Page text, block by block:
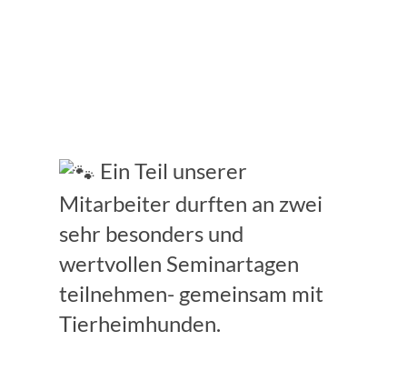
Ein Teil unserer
Mitarbeiter durften an zwei
sehr besonders und
wertvollen Seminartagen
teilnehmen- gemeinsam mit
Tierheimhunden.